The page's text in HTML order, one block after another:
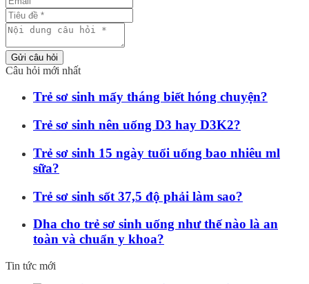
Gửi câu hỏi
Câu hỏi mới nhất
Trẻ sơ sinh mấy tháng biết hóng chuyện?
Trẻ sơ sinh nên uống D3 hay D3K2?
Trẻ sơ sinh 15 ngày tuổi uống bao nhiêu ml
sữa?
Trẻ sơ sinh sốt 37,5 độ phải làm sao?
Dha cho trẻ sơ sinh uống như thế nào là an
toàn và chuẩn y khoa?
Tin tức mới